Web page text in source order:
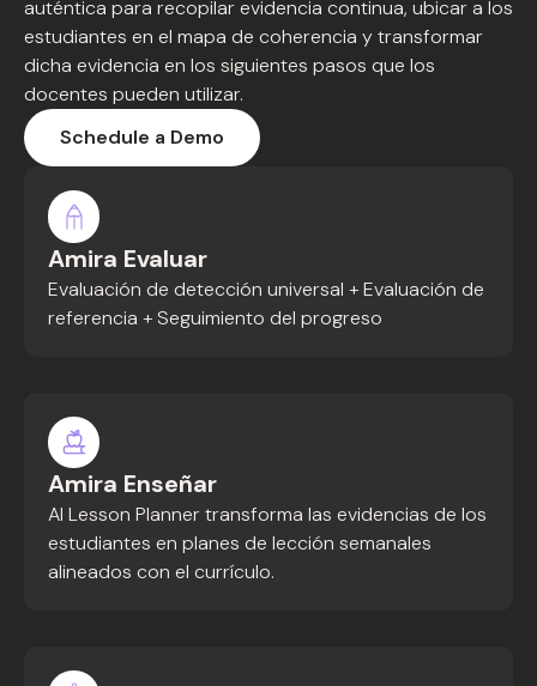
Schedule a Demo
auténtica para recopilar evidencia continua, ubicar a los
estudiantes en el mapa de coherencia y transformar
dicha evidencia en los siguientes pasos que los
docentes pueden utilizar.
Amira Evaluar
Evaluación de detección universal + Evaluación de
referencia + Seguimiento del progreso
Amira Enseñar
AI Lesson Planner transforma las evidencias de los
estudiantes en planes de lección semanales
alineados con el currículo.